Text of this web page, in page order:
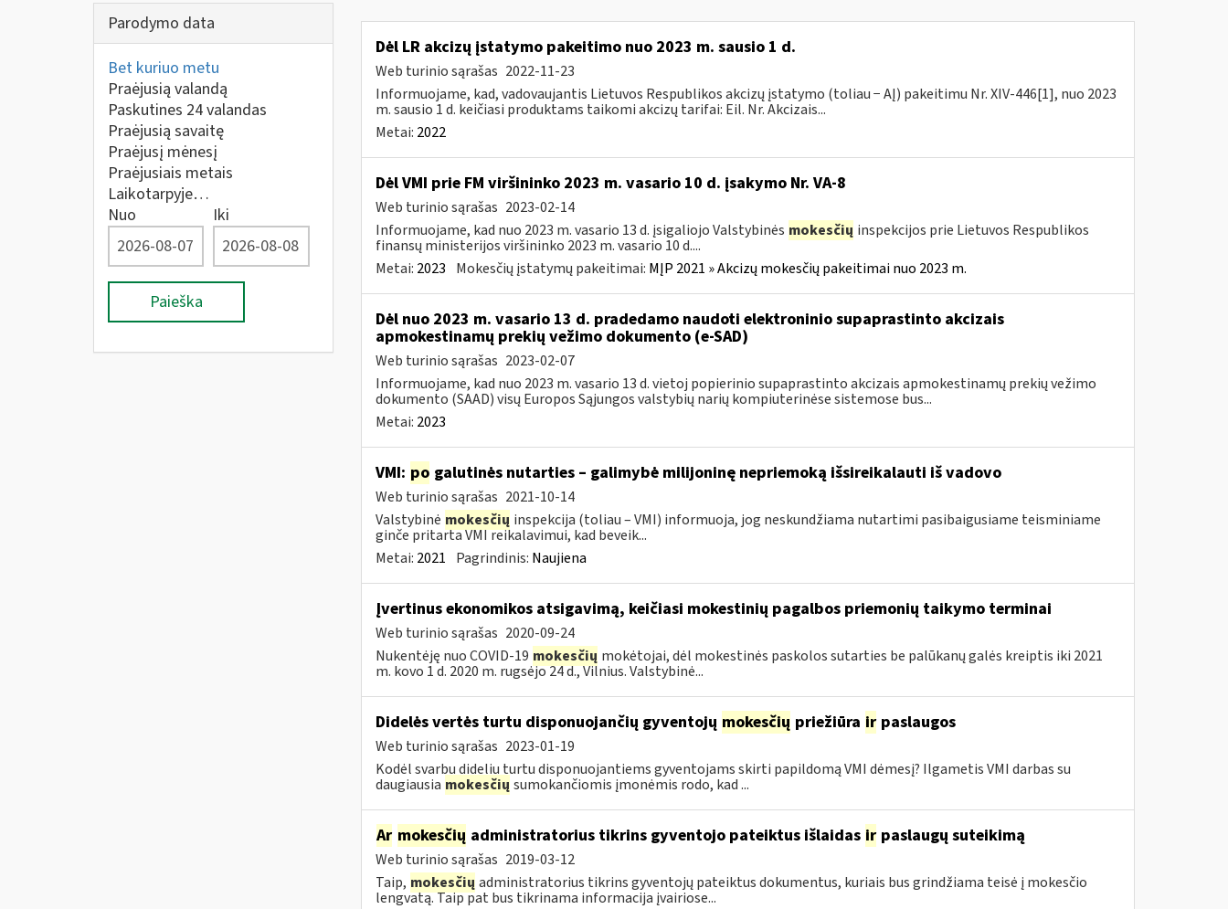
Parodymo data
Bet kuriuo metu
Praėjusią valandą
Paskutines 24 valandas
Praėjusią savaitę
Praėjusį mėnesį
Praėjusiais metais
Laikotarpyje…
Nuo
Iki
Paieška
Dėl LR akcizų įstatymo pakeitimo nuo 2023 m. sausio 1 d.
Web turinio sąrašas 2022-11-23
Informuojame, kad, vadovaujantis Lietuvos Respublikos akcizų įstatymo (toliau − AĮ) pakeitimu Nr. XIV-446[1], nuo 2023
m. sausio 1 d. keičiasi produktams taikomi akcizų tarifai: Eil. Nr. Akcizais...
Metai: 2022
Dėl VMI prie FM viršininko 2023 m. vasario 10 d. įsakymo Nr. VA-8
Web turinio sąrašas 2023-02-14
Informuojame, kad nuo 2023 m. vasario 13 d. įsigaliojo Valstybinės mokesčių inspekcijos prie Lietuvos Respublikos
finansų ministerijos viršininko 2023 m. vasario 10 d....
Metai: 2023 Mokesčių įstatymų pakeitimai: MĮP 2021 » Akcizų mokesčių pakeitimai nuo 2023 m.
Dėl nuo 2023 m. vasario 13 d. pradedamo naudoti elektroninio supaprastinto akcizais
apmokestinamų prekių vežimo dokumento (e-SAD)
Web turinio sąrašas 2023-02-07
Informuojame, kad nuo 2023 m. vasario 13 d. vietoj popierinio supaprastinto akcizais apmokestinamų prekių vežimo
dokumento (SAAD) visų Europos Sąjungos valstybių narių kompiuterinėse sistemose bus...
Metai: 2023
VMI: po galutinės nutarties – galimybė milijoninę nepriemoką išsireikalauti iš vadovo
Web turinio sąrašas 2021-10-14
Valstybinė mokesčių inspekcija (toliau – VMI) informuoja, jog neskundžiama nutartimi pasibaigusiame teisminiame
ginče pritarta VMI reikalavimui, kad beveik...
Metai: 2021 Pagrindinis: Naujiena
Įvertinus ekonomikos atsigavimą, keičiasi mokestinių pagalbos priemonių taikymo terminai
Web turinio sąrašas 2020-09-24
Nukentėję nuo COVID-19 mokesčių mokėtojai, dėl mokestinės paskolos sutarties be palūkanų galės kreiptis iki 2021
m. kovo 1 d. 2020 m. rugsėjo 24 d., Vilnius. Valstybinė...
Didelės vertės turtu disponuojančių gyventojų mokesčių priežiūra irpaslaugos
Web turinio sąrašas 2023-01-19
Kodėl svarbu dideliu turtu disponuojantiems gyventojams skirti papildomą VMI dėmesį? Ilgametis VMI darbas su
daugiausia mokesčių sumokančiomis įmonėmis rodo, kad ...
Ar mokesčių administratorius tikrins gyventojo pateiktus išlaidas irpaslaugų suteikimą
Web turinio sąrašas 2019-03-12
Taip, mokesčių administratorius tikrins gyventojų pateiktus dokumentus, kuriais bus grindžiama teisė į mokesčio
lengvatą. Taip pat bus tikrinama informacija įvairiose...